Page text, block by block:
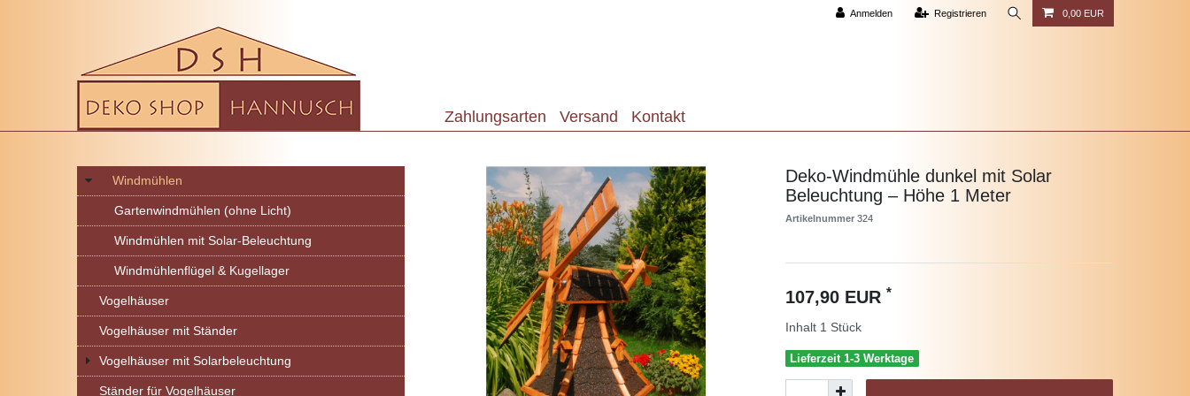
Anmelden Registrieren 0,00 EUR
Zahlungsarten Versand Kontakt
Windmühlen
Gartenwindmühlen (ohne Licht)
Windmühlen mit Solar-Beleuchtung
Windmühlenflügel & Kugellager
Vogelhäuser
Vogelhäuser mit Ständer
Vogelhäuser mit Solarbeleuchtung
Ständer für Vogelhäuser
Deko-Windmühle dunkel mit Solar
Beleuchtung – Höhe 1 Meter
Artikelnummer 324
107,90 EUR *
Inhalt 1 Stück
Lieferzeit 1-3 Werktage